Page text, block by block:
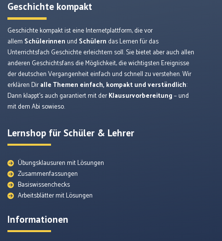
Geschichte kompakt
Geschichte kompakt ist eine Internetplattform, die vor
allem Schülerinnen und Schülern das Lernen für das
Unterrichtsfach Geschichte erleichtern soll. Sie bietet aber auch allen
anderen Geschichtsfans die Möglichkeit, die wichtigsten Ereignisse
der deutschen Vergangenheit einfach und schnell zu verstehen. Wir
erklären Diralle Themen einfach, kompakt und verständlich:
Dann klappt’s auch garantiert mit derKlausurvorbereitung– und
mit dem Abi sowieso.
Lernshop für Schüler & Lehrer
Übungsklausuren mit Lösungen
Zusammenfassungen
Basiswissenchecks
Arbeitsblätter mit Lösungen
Informationen